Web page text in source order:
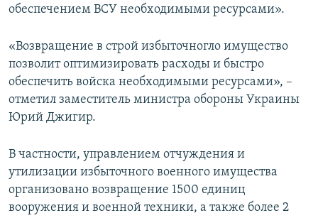
обеспечением ВСУ необходимыми ресурсами».
«Возвращение в строй избыточногло имущество
позволит оптимизировать расходы и быстро
обеспечить войска необходимыми ресурсами», –
отметил заместитель министра обороны Украины
Юрий Джигир.
В частности, управлением отчуждения и
утилизации избыточного военного имущества
организовано возвращение 1500 единиц
вооружения и военной техники, а также более 2